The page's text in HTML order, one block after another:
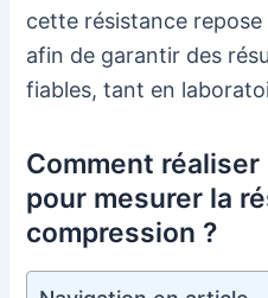
cette résistance repose
afin de garantir des
fiables, tant en
Comment
pour mesurer la
compression ?